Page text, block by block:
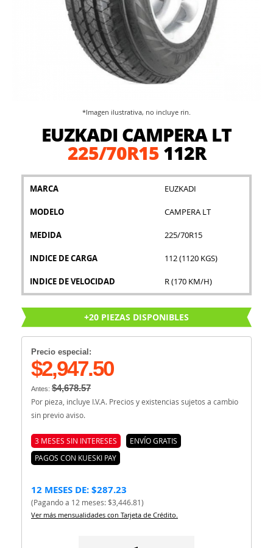
EUZKADI CAMPERA LT
225/70R15112R
MARCA EUZKADI
MODELO CAMPERA LT
MEDIDA 225/70R15
INDICE DE CARGA 112 (1120 KGS)
INDICE DE VELOCIDAD R (170 KM/H)
+20 PIEZAS DISPONIBLES
Precio especial:
$2,947.50
Antes: $4,678.57
Por pieza, incluye I.V.A. Precios y existencias sujetos a cambio
sin previo aviso.
3 MESES SIN INTERESES
ENVÍO GRATIS
PAGOS CON KUESKI PAY
12 MESES DE: $287.23
(Pagando a 12 meses: $3,446.81)
Ver más mensualidades con Tarjeta de Crédito.
*Imagen ilustrativa, no incluye rin.
galería
imágenes